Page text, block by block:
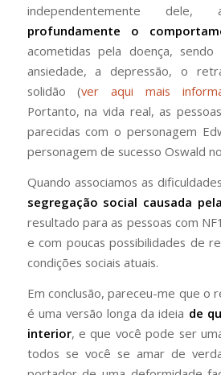
independentemente
profundamente o
acometidas pela doença,
ansiedade, a depressão, o
solidão (ver aqui mais
Portanto, na vida real, as
parecidas com o personagem
personagem de sucesso Oswald
Quando associamos as
segregação social causada
resultado para as pessoas com
e com poucas possibilidades de
condições sociais atuais.
Em conclusão, pareceu-me que o
é uma versão longa da ideia de
interior, e que você pode ser
todos se você se amar de